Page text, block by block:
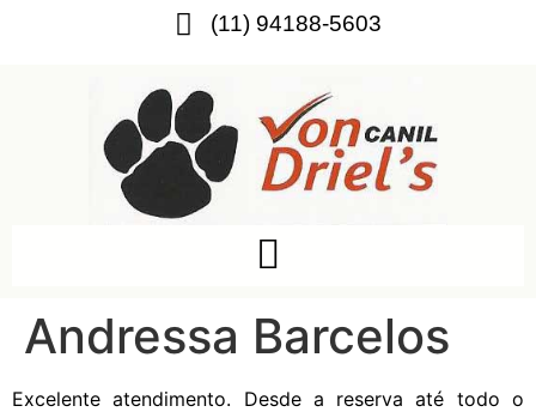
(11) 94188-5603
Andressa Barcelos
Excelente atendimento. Desde a reserva até todo o